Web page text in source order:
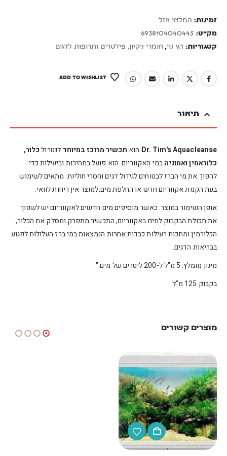
זמינות: המלאי אזל
מק"ט: 6938104040445
קטגוריות: דגי נוי, חומרי ניקיון, פילטרים ותרופות לדגים
ADD TO WISHLIST
תיאור
Dr. Tim's Aquacleanse הוא תכשיר מרוכז במיוחדלנטרולכלור,
כלוראמין ואמוניהבמי האקווריום. הוא פועל במהירות וביעילות כדי
להפוך את מי הברז לבטוחים לגידול דגים וחסרי חוליות. מתאים לשימוש
בעת הקמת אקווריום חדש או החלפת מים,למוצר אין ריחות לוואי.
אופן השימור במוצר: כאשר מוסיפים מים חדשים לאקווריום יש לשפוך
את תכולת הבקבוק למים באקווריום, התכשיר מתפרק ומסלק את הכלור,
הכלורמין ומתכות רעילות כבדות אחרות הנמצאות במי ברז העלולות לפגוע
בבריאות הדגים.
מינון מומלץ: 5 מ"ל ל-200 ליטרים של מים."
בקבוק 125 מ"ל
מוצרים קשורים